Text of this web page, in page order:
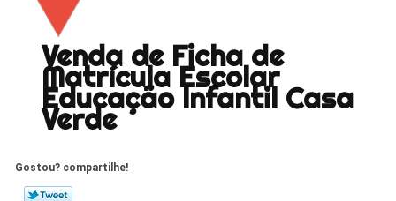
Venda de Ficha de
Matrícula Escolar
Educação Infantil Casa
Verde
Gostou? compartilhe!